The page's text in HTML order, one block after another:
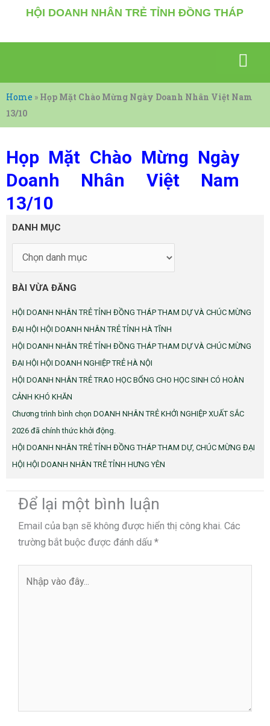
nội
HỘI DOANH NHÂN TRẺ TỈNH ĐỒNG THÁP
Home » Họp Mặt Chào Mừng Ngày Doanh Nhân Việt Nam
13/10
Họp Mặt Chào Mừng Ngày
Doanh Nhân Việt Nam
13/10
DANH MỤC
DANH
BÀI VỪA ĐĂNG
HỘI DOANH NHÂN TRẺ TỈNH ĐỒNG THÁP THAM DỰ VÀ CHÚC MỪNG
ĐẠI HỘI HỘI DOANH NHÂN TRẺ TỈNH HÀ TĨNH
HỘI DOANH NHÂN TRẺ TỈNH ĐỒNG THÁP THAM DỰ VÀ CHÚC MỪNG
ĐẠI HỘI HỘI DOANH NGHIỆP TRẺ HÀ NỘI
HỘI DOANH NHÂN TRẺ TRAO HỌC BỔNG CHO HỌC SINH CÓ HOÀN
CẢNH KHÓ KHĂN
Chương trình bình chọn DOANH NHÂN TRẺ KHỞI NGHIỆP XUẤT SẮC
2026 đã chính thức khởi động.
HỘI DOANH NHÂN TRẺ TỈNH ĐỒNG THÁP THAM DỰ, CHÚC MỪNG ĐẠI
HỘI HỘI DOANH NHÂN TRẺ TỈNH HƯNG YÊN
Để lại một bình luận
Email của bạn sẽ không được hiển thị công khai. Các
trường bắt buộc được đánh dấu *